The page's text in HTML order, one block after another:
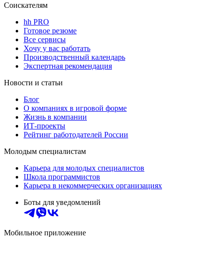
Соискателям
hh PRO
Готовое резюме
Все сервисы
Хочу у вас работать
Производственный календарь
Экспертная рекомендация
Новости и статьи
Блог
О компаниях в игровой форме
Жизнь в компании
ИТ-проекты
Рейтинг работодателей России
Молодым специалистам
Карьера для молодых специалистов
Школа программистов
Карьера в некоммерческих организациях
Боты для уведомлений
Мобильное приложение